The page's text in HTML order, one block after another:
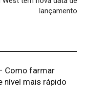
lançamento
Como farmar
nível mais rápido